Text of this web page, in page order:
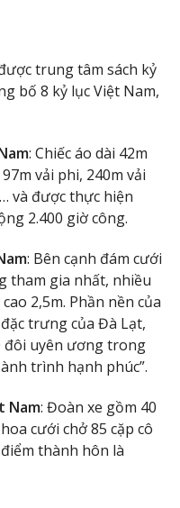
trung tâm sách kỷ
bố 8 kỷ lục Việt Nam,
: Chiếc áo dài 42m
vải phi, 240m vải
và được thực hiện
2.400 giờ công.
: Bên cạnh đám cưới
tham gia nhất, nhiều
2,5m. Phần nền của
trưng của Đà Lạt,
đôi uyên ương trong
trình hạnh phúc”.
Nam: Đoàn xe gồm 40
cưới chở 85 cặp cô
thành hôn là